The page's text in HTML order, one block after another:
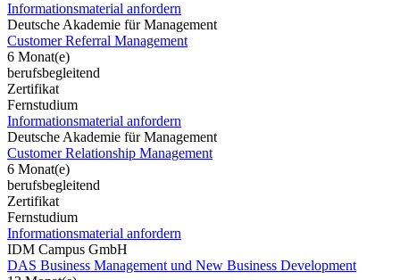
Informationsmaterial anfordern
Deutsche Akademie für Management
Customer Referral Management
6 Monat(e)
berufsbegleitend
Zertifikat
Fernstudium
Informationsmaterial anfordern
Deutsche Akademie für Management
Customer Relationship Management
6 Monat(e)
berufsbegleitend
Zertifikat
Fernstudium
Informationsmaterial anfordern
IDM Campus GmbH
DAS Business Management und New Business Development